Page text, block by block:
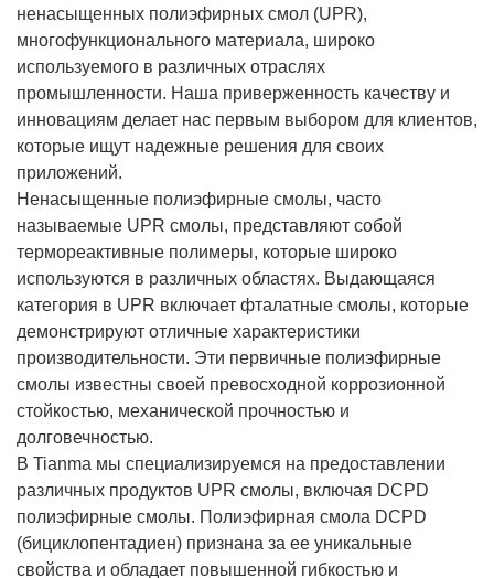
обеспечивает превосходные механические свойства и
безупречную чистоту поверхности, будь то для
автомобильных деталей, строительных материалов или
морских применений. Тяньма.
ненасыщенных полиэфирных смол (UPR),
многофункционального материала, широко
используемого в различных отраслях
промышленности. Наша приверженность качеству и
инновациям делает нас первым выбором для клиентов,
которые ищут надежные решения для своих
приложений.
Ненасыщенные полиэфирные смолы, часто
называемые UPR смолы, представляют собой
термореактивные полимеры, которые широко
используются в различных областях. Выдающаяся
категория в UPR включает фталатные смолы, которые
демонстрируют отличные характеристики
производительности. Эти первичные полиэфирные
смолы известны своей превосходной коррозионной
стойкостью, механической прочностью и
долговечностью.
В Tianma мы специализируемся на предоставлении
различных продуктов UPR смолы, включая DCPD
полиэфирные смолы. Полиэфирная смола DCPD
(бициклопентадиен) признана за ее уникальные
свойства и обладает повышенной гибкостью и